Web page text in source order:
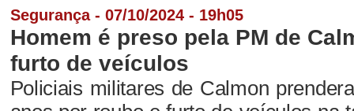
Segurança - 07/10/2024 - 19h05
Homem é preso pela PM de
furto de veículos
Policiais militares de Calmon